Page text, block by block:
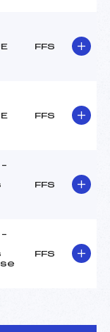
FFS
FFS
FFS
FFS